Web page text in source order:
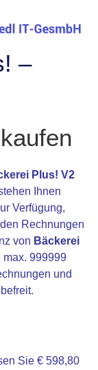
–
Plus! V2
Ihnen
Verfügung,
Rechnungen
von Bäckerei
max. 999999
und
Sie € 598,80